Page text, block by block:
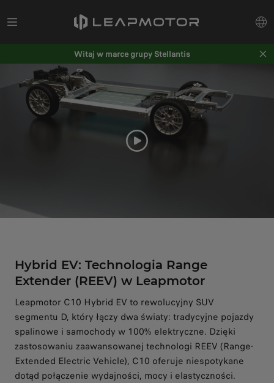
Witaj w marce grupy Stellantis
Hybrid EV: Technologia Range
Extender (REEV) w Leapmotor
Leapmotor C10 Hybrid EV to rewolucyjny SUV
segmentu D, który łączy dwa światy: tradycyjne pojazdy
spalinowe i samochody w 100% elektryczne. Dzięki
zastosowaniu zaawansowanej technologi REEV (Range-
Extended Electric Vehicle), C10 oferuje niespotykane
dotąd połączenie wydajności, mocy i elastyczności.